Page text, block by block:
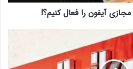
آیفون را فعال کنیم؟!